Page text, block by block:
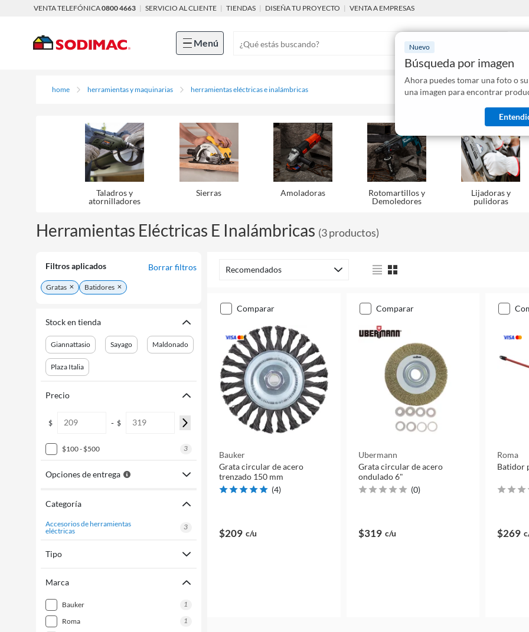
VENTA TELEFÓNICA0800 4663 | SERVICIO AL CLIENTE | TIENDAS | DISEÑA TU PROYECTO | VENTA A EMPRESAS
Menú Nuevo
Búsqueda por imagen
Ahora puedes tomar una foto o
una imagen para encontrar
home herramientas y maquinarias herramientas eléctricas e inalámbricas
Taladros y
atornilladores
Sierras Amoladoras
Rotomartillos y
Demoledores
Lijadoras y
pulidoras
Herramientas Eléctricas E Inalámbricas (3productos)
Filtros aplicados Borrar filtros
Gratas Batidores
Stock en tienda
Giannattasio Sayago Maldonado
Plaza Italia
Precio
$ - $
$100 - $500 3
Opciones de entrega
Categoría
accesorios de herramientas
eléctricas
3
Tipo
Marca
bauker
1
roma
1
Recomendados
comparar
Bauker
Grata circular de acero
trenzado 150 mm
(4)
$209 c/u
comparar
Ubermann
Grata circular de acero
ondulado 6"
(0)
$319 c/u
Roma
Batidor
$269